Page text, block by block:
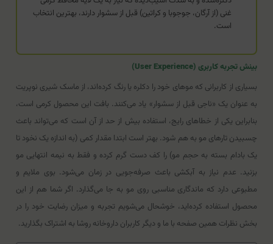
غنی (از آرگان، جوجوبا و کراتین) قبل از سشوار دارند، بهترین انتخاب
است.
بینش تجربه کاربری (User Experience)
بسیاری از کاربرانی که موهای خود را دکلره یا رنگ کرده‌اند، از ماسک شیری نوپریت
به عنوان یک «ناجی قبل از سشوار» یاد می‌کنند. بافت این محصول کرمی است،
بنابراین یکی از خطاهای رایج، استفاده بیش از حد از آن است که می‌تواند باعث
چسبیدن تارهای مو به هم شود. بهتر است ابتدا مقدار کمی (به اندازه یک نخود تا
یک بادام بسته به حجم مو) را کف دست گرم کرده و فقط به نیمه انتهایی مو
بزنید. عدم نیاز به آبکشی باعث صرفه‌جویی در زمان می‌شود. بوی ملایم و
مطبوعی دارد که ماندگاری مناسبی روی مو به جا می‌گذارد. اگر شما هم از این
محصول استفاده کرده‌اید، خوشحال می‌شویم تجربه و میزان رضایت خود را در
بخش نظرات همین صفحه با ما و دیگر کاربران داروخانه روشا به اشتراک بگذارید.